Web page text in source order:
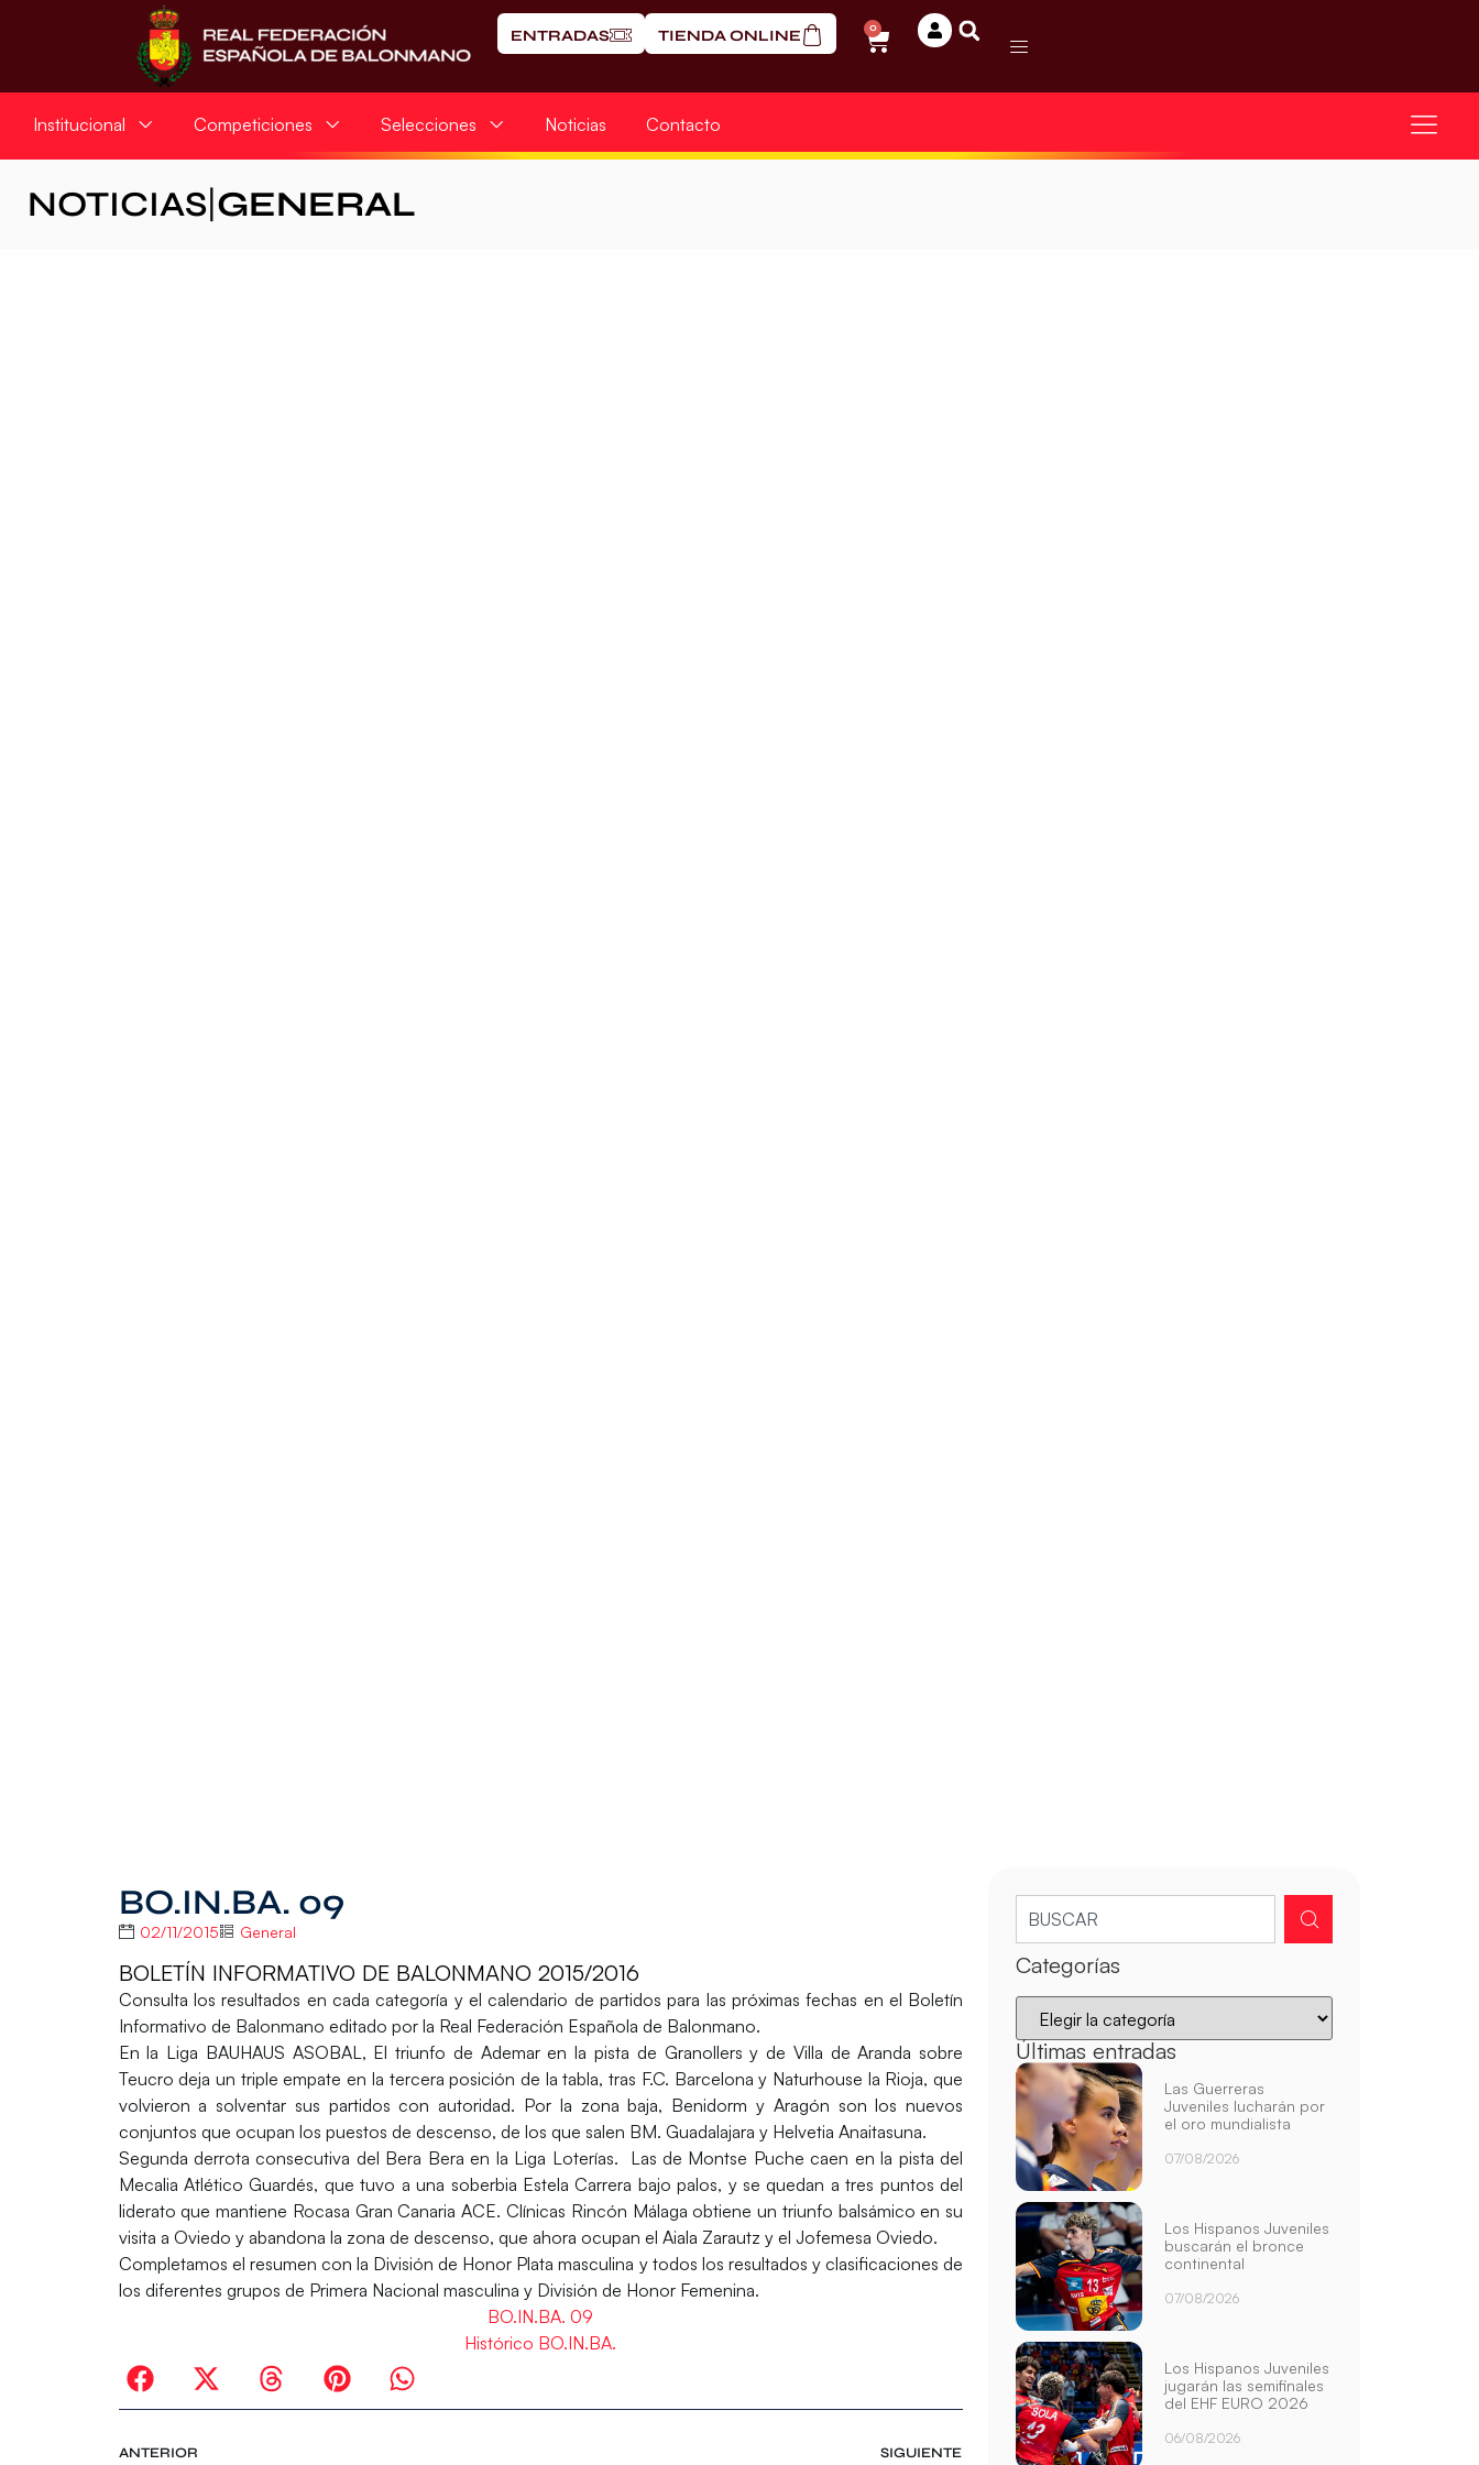
ENTRADAS TIENDA ONLINE 0
Institucional Competiciones Selecciones Noticias Contacto
NOTICIAS GENERAL
BO.IN.BA. 09
02/11/2015 General
BOLETÍN INFORMATIVO DE BALONMANO 2015/2016
Consulta los resultados en cada categoría y el calendario de partidos para las próximas fechas en el Boletín
Informativo de Balonmano editado por la Real Federación Española de Balonmano.
En la Liga BAUHAUS ASOBAL, El triunfo de Ademar en la pista de Granollers y de Villa de Aranda sobre
Teucro deja un triple empate en la tercera posición de la tabla, tras F.C. Barcelona y Naturhouse la Rioja, que
volvieron a solventar sus partidos con autoridad. Por la zona baja, Benidorm y Aragón son los nuevos
conjuntos que ocupan los puestos de descenso, de los que salen BM. Guadalajara y Helvetia Anaitasuna.
Segunda derrota consecutiva del Bera Bera en la Liga Loterías. Las de Montse Puche caen en la pista del
Mecalia Atlético Guardés, que tuvo a una soberbia Estela Carrera bajo palos, y se quedan a tres puntos del
liderato que mantiene Rocasa Gran Canaria ACE. Clínicas Rincón Málaga obtiene un triunfo balsámico en su
visita a Oviedo y abandona la zona de descenso, que ahora ocupan el Aiala Zarautz y el Jofemesa Oviedo.
Completamos el resumen con la División de Honor Plata masculina y todos los resultados y clasificaciones de
los diferentes grupos de Primera Nacional masculina y División de Honor Femenina.
BO.IN.BA. 09
Histórico BO.IN.BA.
ANTERIOR SIGUIENTE
Categorías
Últimas entradas
Las Guerreras
Juveniles lucharán por
el oro mundialista
07/08/2026
Los Hispanos Juveniles
buscarán el bronce
continental
07/08/2026
Los Hispanos Juveniles
jugarán las semifinales
del EHF EURO 2026
06/08/2026